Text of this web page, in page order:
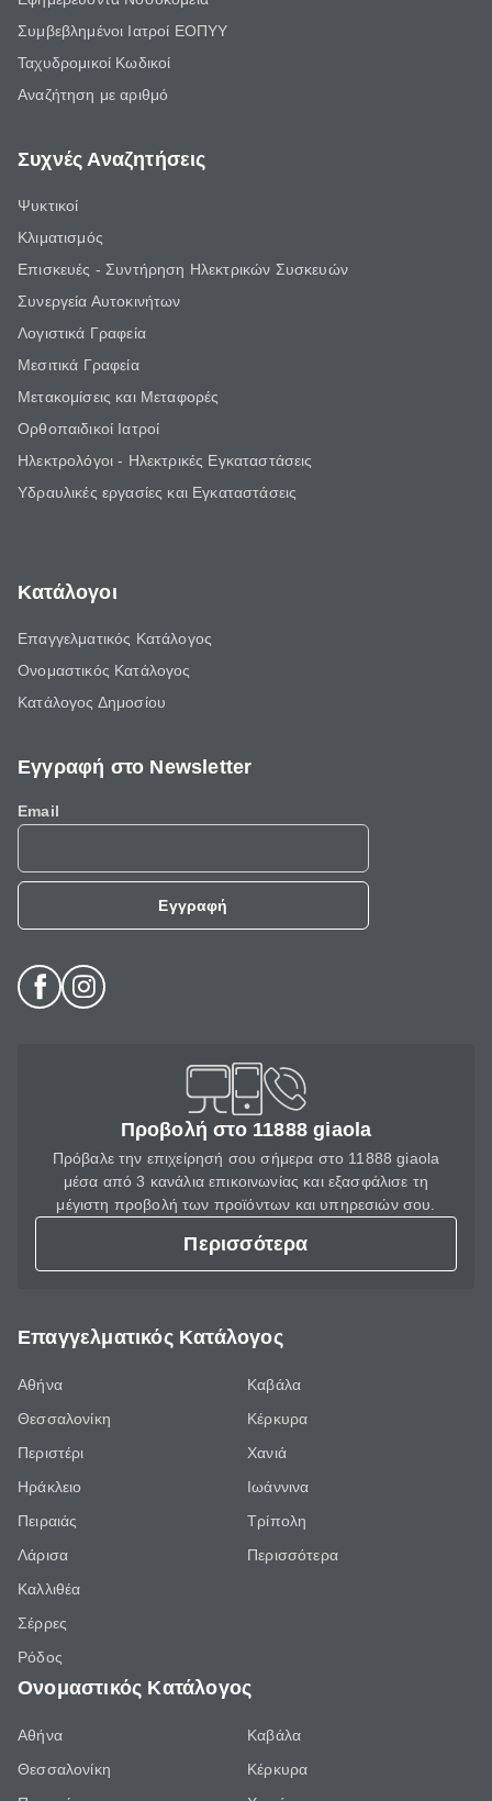
Συμβεβλημένοι Ιατροί ΕΟΠΥΥ
Ταχυδρομικοί Κωδικοί
Αναζήτηση με αριθμό
Συχνές Αναζητήσεις
Ψυκτικοί
Κλιματισμός
Επισκευές - Συντήρηση Ηλεκτρικών Συσκευών
Συνεργεία Αυτοκινήτων
Λογιστικά Γραφεία
Μεσιτικά Γραφεία
Μετακομίσεις και Μεταφορές
Ορθοπαιδικοί Ιατροί
Ηλεκτρολόγοι - Ηλεκτρικές Εγκαταστάσεις
Υδραυλικές εργασίες και Εγκαταστάσεις
Κατάλογοι
Επαγγελματικός Κατάλογος
Ονομαστικός Κατάλογος
Κατάλογος Δημοσίου
Εγγραφή στο Newsletter
Email
Εγγραφή
Προβολή στο 11888 giaola
Πρόβαλε την επιχείρησή σου σήμερα στο 11888 giaola
μέσα από 3 κανάλια επικοινωνίας και εξασφάλισε τη
μέγιστη προβολή των προϊόντων και υπηρεσιών σου.
Περισσότερα
Επαγγελματικός Κατάλογος
Αθήνα
Θεσσαλονίκη
Περιστέρι
Ηράκλειο
Πειραιάς
Λάρισα
Καλλιθέα
Σέρρες
Ρόδος
Καβάλα
Κέρκυρα
Χανιά
Ιωάννινα
Τρίπολη
Περισσότερα
Ονομαστικός Κατάλογος
Αθήνα
Θεσσαλονίκη
Καβάλα
Κέρκυρα